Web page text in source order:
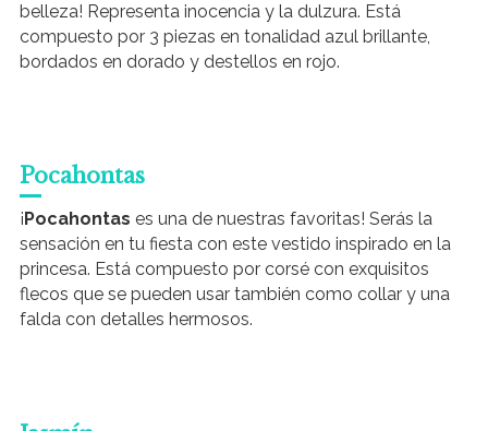
belleza! Representa inocencia y la dulzura. Está
compuesto por 3 piezas en tonalidad azul brillante,
bordados en dorado y destellos en rojo.
Pocahontas
¡Pocahontas es una de nuestras favoritas! Serás la
sensación en tu fiesta con este vestido inspirado en la
princesa. Está compuesto por corsé con exquisitos
flecos que se pueden usar también como collar y una
falda con detalles hermosos.